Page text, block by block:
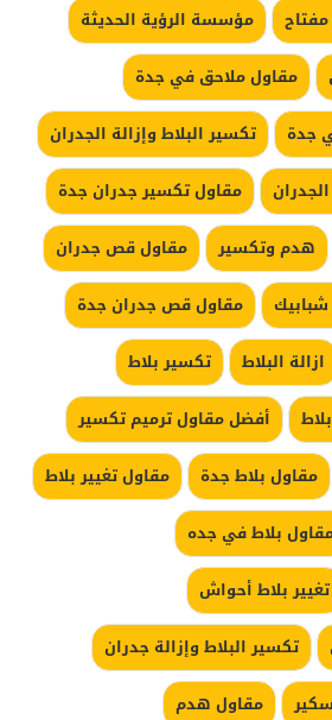
مؤسسة الرؤية الحديثة
مقاول ملاحق في جدة
جدة
تكسير البلاط وإزالة الجدران
مقاول تكسير جدران جدة
هدم وتكسير
مقاول قص جدران
مقاول قص جدران جدة
ازالة البلاط
تكسير بلاط
أفضل مقاول ترميم تكسير
مقاول بلاط جدة
مقاول تغيير بلاط
بلاط في جده
تغيير بلاط أحواش
تكسير البلاط وإزالة جدران
مقاول هدم